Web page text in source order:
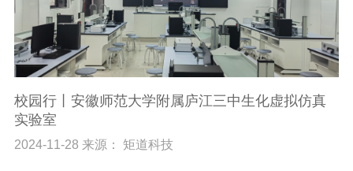
校园行丨安徽师范大学附属庐江三中生化虚拟仿真
实验室
2024-11-28 来源： 矩道科技